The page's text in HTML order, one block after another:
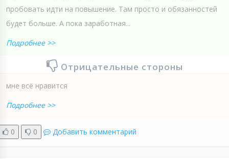
пробовать идти на повышение. Там просто и обязанностей
будет больше. А пока заработная...
Подробнее >>
Отрицательные стороны
мне всё нравится
Подробнее >>
0 0 Добавить комментарий